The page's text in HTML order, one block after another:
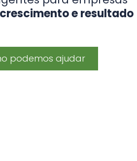
crescimento e resultado
podemos ajudar